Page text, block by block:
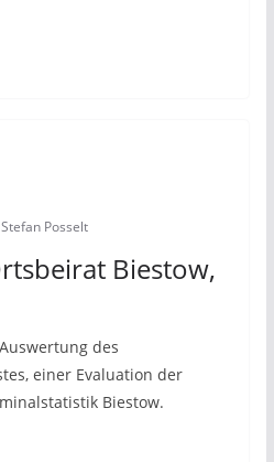
Posselt
Biestow,
des
einer Evaluation der
Biestow.